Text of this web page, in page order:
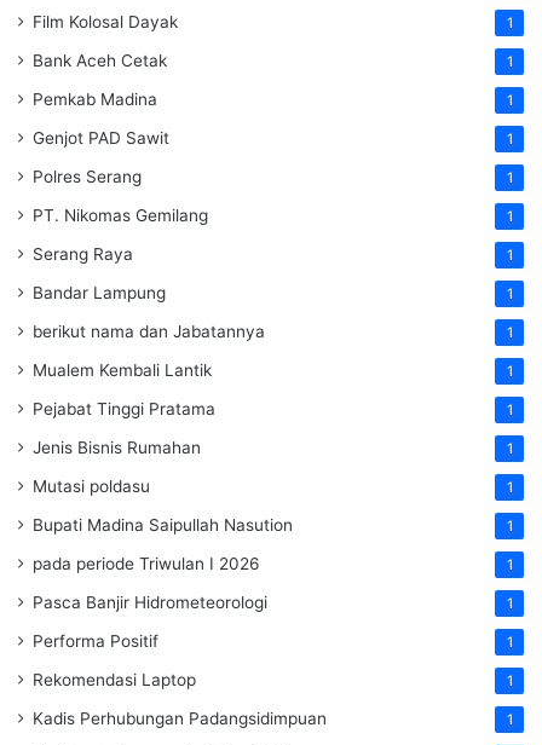
Film Kolosal Dayak 1
Bank Aceh Cetak 1
Pemkab Madina 1
Genjot PAD Sawit 1
Polres Serang 1
PT. Nikomas Gemilang 1
Serang Raya 1
Bandar Lampung 1
berikut nama dan Jabatannya 1
Mualem Kembali Lantik 1
Pejabat Tinggi Pratama 1
Jenis Bisnis Rumahan 1
Mutasi poldasu 1
Bupati Madina Saipullah Nasution 1
pada periode Triwulan I 2026 1
Pasca Banjir Hidrometeorologi 1
Performa Positif 1
Rekomendasi Laptop 1
Kadis Perhubungan Padangsidimpuan 1